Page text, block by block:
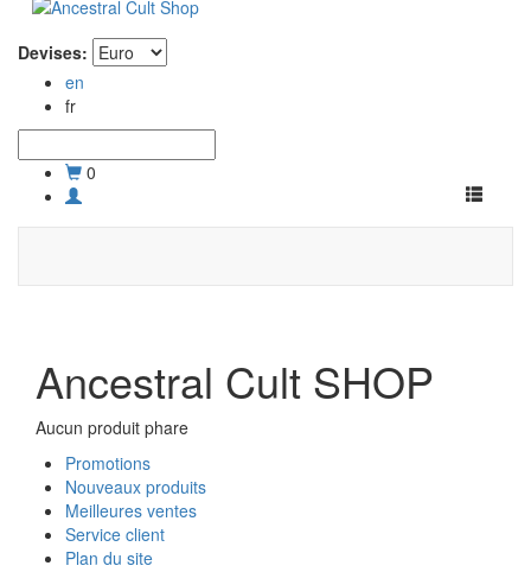
Devises:
en
fr
0
Toggle
Ancestral Cult SHOP
Aucun produit phare
Promotions
Nouveaux produits
Meilleures ventes
Service client
Plan du site